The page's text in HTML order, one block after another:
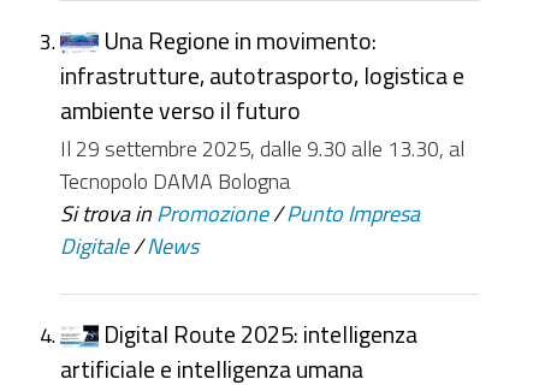
Una Regione in movimento:
infrastrutture, autotrasporto, logistica e
ambiente verso il futuro
Il 29 settembre 2025, dalle 9.30 alle 13.30, al
Tecnopolo DAMA Bologna
Si trova in Promozione /Punto Impresa
Digitale /News
Digital Route 2025: intelligenza
artificiale e intelligenza umana